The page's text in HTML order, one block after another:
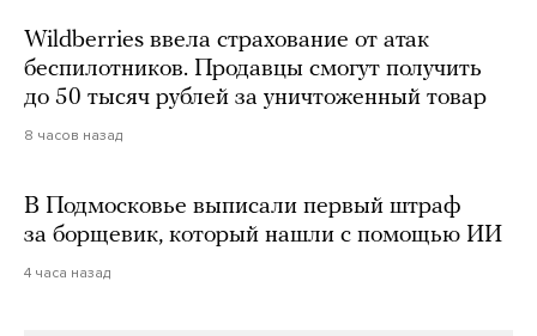
Wildberries ввела страхование от атак
беспилотников. Продавцы смогут получить
до 50 тысяч рублей за уничтоженный товар
8 часов назад
В Подмосковье выписали первый штраф
за борщевик, который нашли с помощью ИИ
4 часа назад